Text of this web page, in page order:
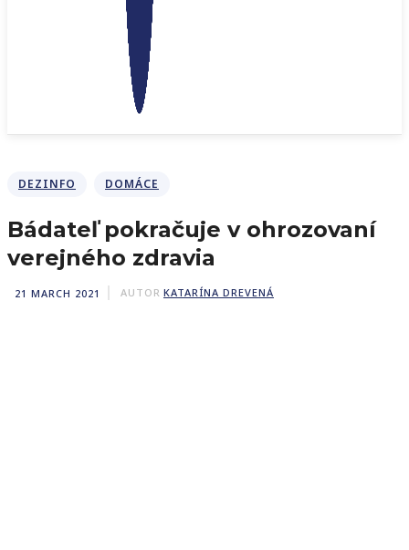
DEZINFO DOMÁCE
Bádateľ pokračuje v ohrozovaní
verejného zdravia
21 MARCH 2021 AUTOR KATARÍNA DREVENÁ